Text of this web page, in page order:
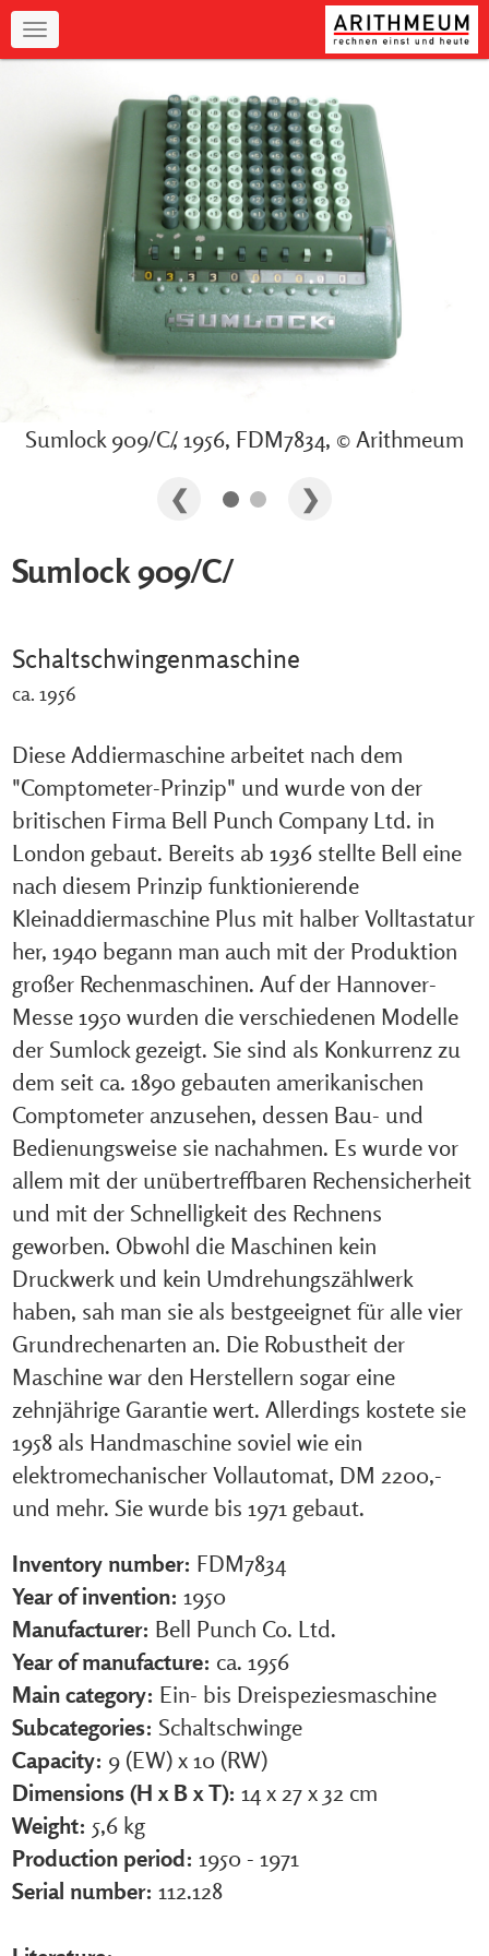
Navigation
Sumlock 909/C/, 1956, FDM7834, © Arithmeum
Sumlock 909/C/
Schaltschwingenmaschine
ca. 1956
Diese Addiermaschine arbeitet nach dem
"Comptometer-Prinzip" und wurde von der
britischen Firma Bell Punch Company Ltd. in
London gebaut. Bereits ab 1936 stellte Bell eine
nach diesem Prinzip funktionierende
Kleinaddiermaschine Plus mit halber Volltastatur
her, 1940 begann man auch mit der Produktion
großer Rechenmaschinen. Auf der Hannover-
Messe 1950 wurden die verschiedenen Modelle
der Sumlock gezeigt. Sie sind als Konkurrenz zu
dem seit ca. 1890 gebauten amerikanischen
Comptometer anzusehen, dessen Bau- und
Bedienungsweise sie nachahmen. Es wurde vor
allem mit der unübertreffbaren Rechensicherheit
und mit der Schnelligkeit des Rechnens
geworben. Obwohl die Maschinen kein
Druckwerk und kein Umdrehungszählwerk
haben, sah man sie als bestgeeignet für alle vier
Grundrechenarten an. Die Robustheit der
Maschine war den Herstellern sogar eine
zehnjährige Garantie wert. Allerdings kostete sie
1958 als Handmaschine soviel wie ein
elektromechanischer Vollautomat, DM 2200,-
und mehr. Sie wurde bis 1971 gebaut.
Inventory number: FDM7834
Year of invention: 1950
Manufacturer: Bell Punch Co. Ltd.
Year of manufacture: ca. 1956
Main category: Ein- bis Dreispeziesmaschine
Subcategories: Schaltschwinge
Capacity: 9 (EW) x 10 (RW)
Dimensions (H x B x T): 14 x 27 x 32 cm
Weight: 5,6 kg
Production period: 1950 - 1971
Serial number: 112.128